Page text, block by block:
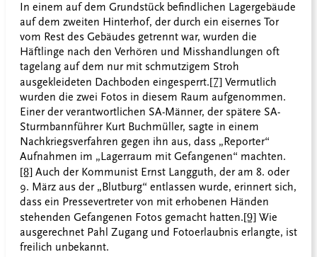
In einem auf dem Grundstück befindlichen Lagergebäude
auf dem zweiten Hinterhof, der durch ein eisernes Tor
vom Rest des Gebäudes getrennt war, wurden die
Häftlinge nach den Verhören und Misshandlungen oft
tagelang auf dem nur mit schmutzigem Stroh
ausgekleideten Dachboden eingesperrt.[7] Vermutlich
wurden die zwei Fotos in diesem Raum aufgenommen.
Einer der verantwortlichen SA-Männer, der spätere SA-
Sturmbannführer Kurt Buchmüller, sagte in einem
Nachkriegsverfahren gegen ihn aus, dass „Reporter“
Aufnahmen im „Lagerraum mit Gefangenen“ machten.
[8] Auch der Kommunist Ernst Langguth, der am 8. oder
9. März aus der „Blutburg“ entlassen wurde, erinnert sich,
dass ein Pressevertreter von mit erhobenen Händen
stehenden Gefangenen Fotos gemacht hatten.[9] Wie
ausgerechnet Pahl Zugang und Fotoerlaubnis erlangte, ist
freilich unbekannt.